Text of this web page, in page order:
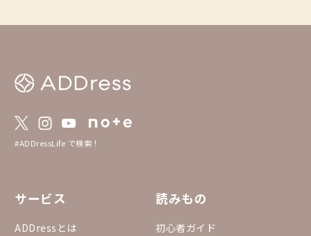
#ADDressLife で検索！
サービス
ADDressとは
読みもの
初心者ガイド